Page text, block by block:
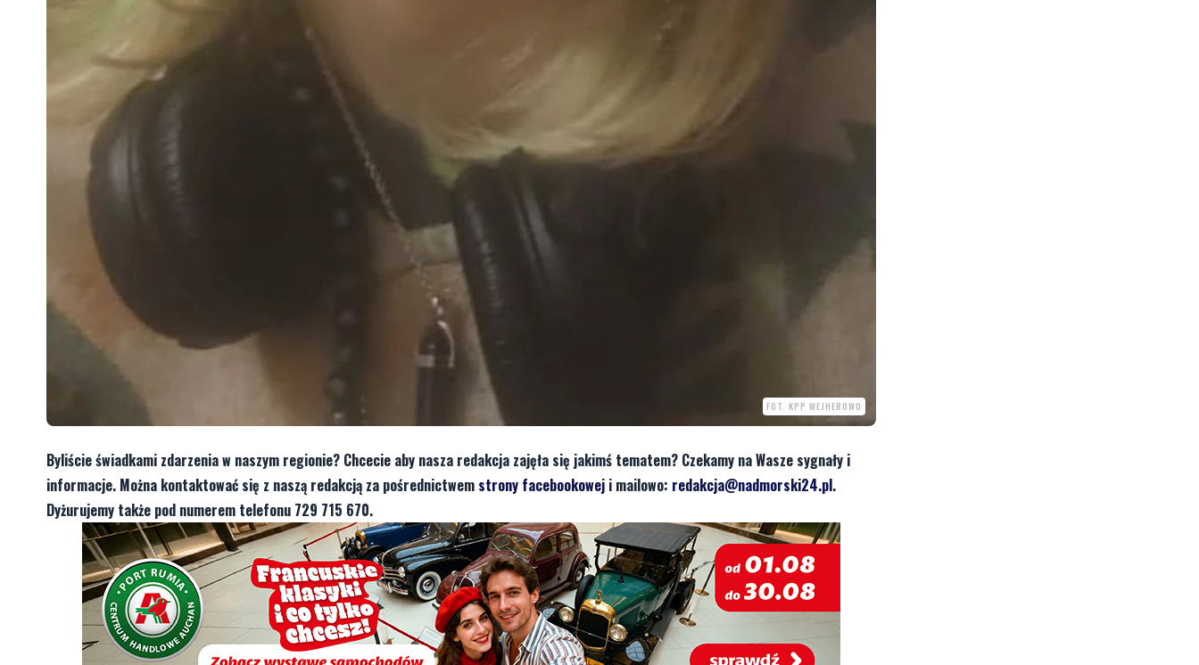
FOT. KPP WEJHEROWO
Byliście świadkami zdarzenia w naszym regionie? Chcecie aby nasza redakcja zajęła się jakimś tematem? Czekamy na Wasze sygnały i
informacje. Można kontaktować się z naszą redakcją za pośrednictwem strony facebookowej i mailowo: redakcja@nadmorski24.pl.
Dyżurujemy także pod numerem telefonu 729 715 670.